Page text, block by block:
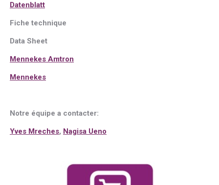
Datenblatt
Fiche technique
Data Sheet
Mennekes Amtron
Mennekes
Notre équipe a contacter:
Yves Mreches, Nagisa Ueno